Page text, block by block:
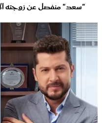
"سعد" منفصل عن زوجته